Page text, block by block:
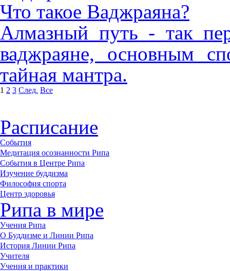
Что такое Ваджраяна?
Алмазный путь - так
ваджраяне, основным
тайная мантра.
1 2 3 След. Все
Расписание
События
Медитация осознанности Рипа
События в Центре Рипа
Изучение буддизма
Философия спорта
Центр здоровья
Рипа в мире
Учения Рипа
О Буддизме и Линии Рипа
История Линии Рипа
Учителя
Учения и практики